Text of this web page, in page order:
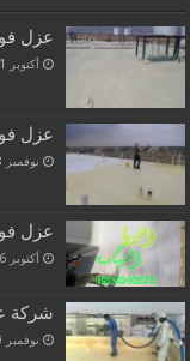
عزل
أكتوبر 1, 2021
عزل
نوفمبر 28, 2021
عزل
أكتوبر 6, 2021
شركة
نوفمبر 20, 2021